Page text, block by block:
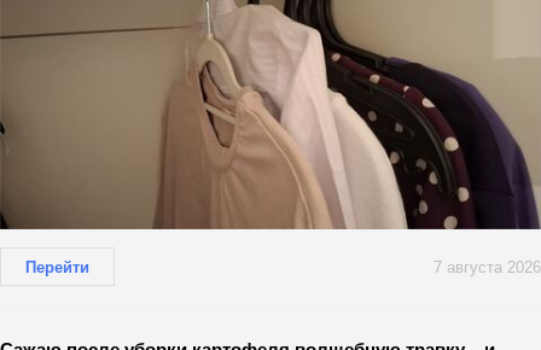
Перейти 7 августа 2026